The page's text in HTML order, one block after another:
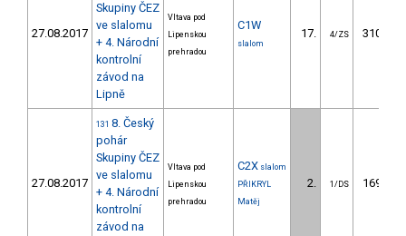
27.08.2017
Skupiny ČEZ
ve slalomu
+ 4. Národní
kontrolní
závod na
Lipně
Vltava pod
Lipenskou
prehradou
C1W
slalom
17. 4/ZS 310.54
27.08.2017
131 8. Český
pohár
Skupiny ČEZ
ve slalomu
+ 4. Národní
kontrolní
závod na
Vltava pod
Lipenskou
prehradou
C2X slalom
PŘIKRYL
Matěj
2. 1/DS 169.47